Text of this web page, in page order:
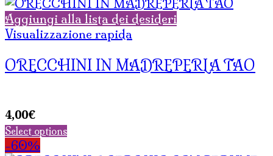
Aggiungi alla lista dei desideri
Visualizzazione rapida
ORECCHINI IN MADREPERLA TAO
4,00€
Select options
-60%